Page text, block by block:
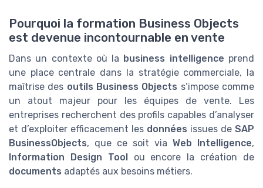
Pourquoi la formation Business Objects
est devenue incontournable en vente
Dans un contexte où la business intelligence prend
une place centrale dans la stratégie commerciale, la
maîtrise des outils Business Objects s’impose comme
un atout majeur pour les équipes de vente. Les
entreprises recherchent des profils capables d’analyser
et d’exploiter efficacement les données issues de SAP
BusinessObjects, que ce soit via Web Intelligence,
Information Design Toolou encore la création de
documents adaptés aux besoins métiers.